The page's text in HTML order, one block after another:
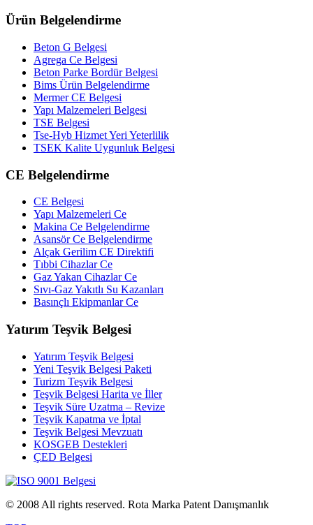
Ürün Belgelendirme
Beton G Belgesi
Agrega Ce Belgesi
Beton Parke Bordür Belgesi
Bims Ürün Belgelendirme
Mermer CE Belgesi
Yapı Malzemeleri Belgesi
TSE Belgesi
Tse-Hyb Hizmet Yeri Yeterlilik
TSEK Kalite Uygunluk Belgesi
CE Belgelendirme
CE Belgesi
Yapı Malzemeleri Ce
Makina Ce Belgelendirme
Asansör Ce Belgelendirme
Alçak Gerilim CE Direktifi
Tıbbi Cihazlar Ce
Gaz Yakan Cihazlar Ce
Sıvı-Gaz Yakıtlı Su Kazanları
Basınçlı Ekipmanlar Ce
Yatırım Teşvik Belgesi
Yatırım Teşvik Belgesi
Yeni Teşvik Belgesi Paketi
Turizm Teşvik Belgesi
Teşvik Belgesi Harita ve İller
Teşvik Süre Uzatma – Revize
Teşvik Kapatma ve İptal
Teşvik Belgesi Mevzuatı
KOSGEB Destekleri
ÇED Belgesi
© 2008 All rights reserved. Rota Marka Patent Danışmanlık